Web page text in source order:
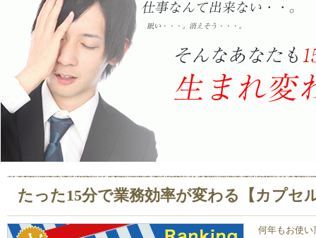
たった15分で業務効率が変わる【カプセ
何年もお使い